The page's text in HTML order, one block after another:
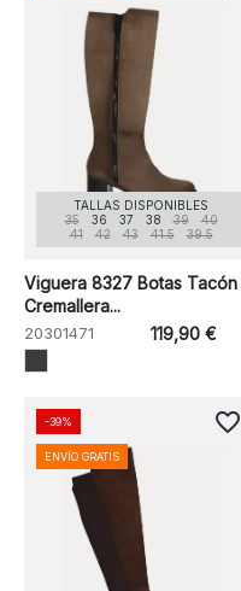
TALLAS DISPONIBLES
35
36 37 38 39
40
41
42 43 41.5 39.5
Viguera 8327 Botas Tacón
Cremallera...
20301471 119,90 €
-39%
ENVÍO GRATIS
favorite_border